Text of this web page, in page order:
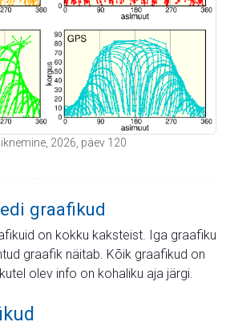
2026, päev 120
graafikud
on kokku kaksteist. Iga graafiku
graafik näitab. Kõik graafikud on
olev info on kohaliku aja järgi.